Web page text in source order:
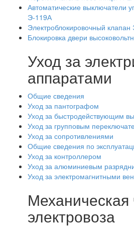
Автоматические выключатели
Э-119А
Электроблокировочный
Блокировка двери
Уход за
аппаратами
Общие сведения
Уход за пантографом
Уход за быстродействующим
Уход за групповым
Уход за сопротивлениями
Общие сведения по
Уход за контроллером
Уход за алюминиевым
Уход за электромагнитными
Механическая
электровоза